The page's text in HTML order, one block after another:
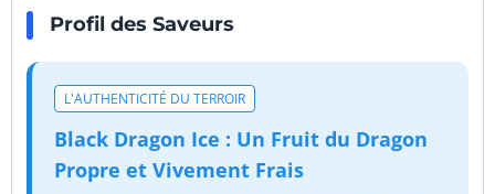
Profil des Saveurs
L'AUTHENTICITÉ DU TERROIR
Black Dragon Ice : Un Fruit du Dragon
Propre et Vivement Frais